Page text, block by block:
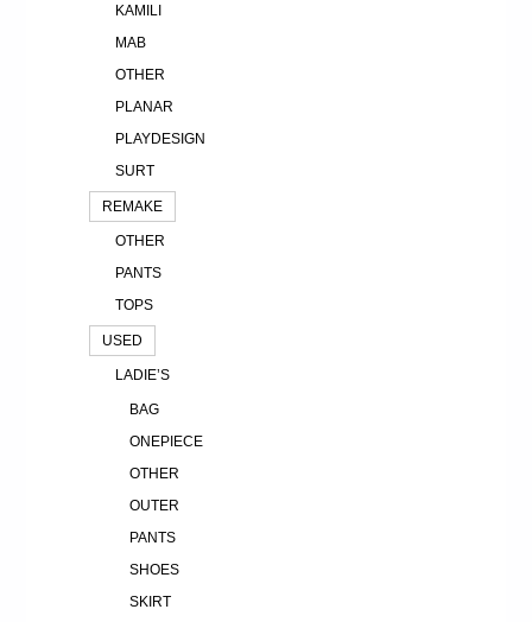
KAMILI
MAB
OTHER
PLANAR
PLAYDESIGN
SURT
REMAKE
OTHER
PANTS
TOPS
USED
LADIE’S
BAG
ONEPIECE
OTHER
OUTER
PANTS
SHOES
SKIRT